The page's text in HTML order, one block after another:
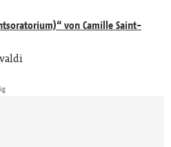
von Camille Saint-